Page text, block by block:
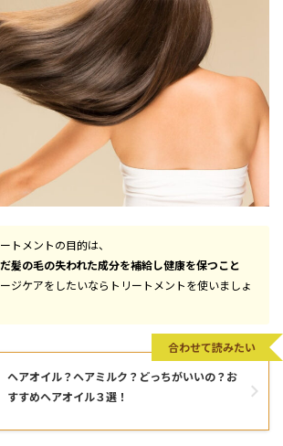
トメントの目的は、
髪の毛の失われた成分を補給し健康を保つこと
ジケアをしたいならトリートメントを使いましょ
ヘアオイル？ヘアミルク？どっちがいいの？お
すすめヘアオイル３選！
合わせて読みたい